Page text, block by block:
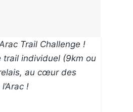
Trail Challenge !
trail individuel (9km ou
au cœur des
!